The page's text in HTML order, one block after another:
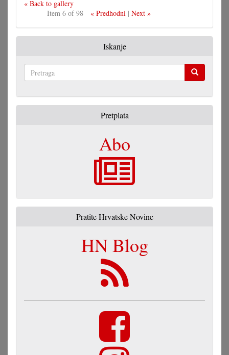
« Back to gallery
Item 6 of 98
« Predhodni| Next »
Iskanje
Pretplata
Abo
Pratite Hrvatske Novine
HN Blog